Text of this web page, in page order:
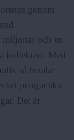
genom
och en
kollektivt. Med
så betalar
pengar ska
Det är